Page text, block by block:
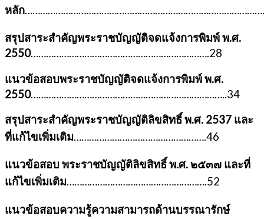
หลัก
สรุปสาระสำคัญพระราชบัญญัติจดแจ้งการพิมพ์ พ.ศ.
2550…………………………………………………………….28
แนวข้อสอบพระราชบัญญัติจดแจ้งการพิมพ์ พ.ศ.
2550…………………………………………………………………..34
สรุปสาระสำคัญพระราชบัญญัติลิขสิทธิ์ พ.ศ. 2537 และ
ที่แก้ไขเพิ่มเติม…………………………………………….46
แนวข้อสอบ พระราชบัญญัติลิขสิทธิ์ พ.ศ. ๒๕๓๗ และที่
แก้ไขเพิ่มเติม……………………………………………….52
แนวข้อสอบความรู้ความสามารถด้านบรรณารักษ์